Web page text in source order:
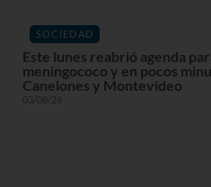
SOCIEDAD
Este lunes reabrió agenda
meningococo y en pocos
Canelones y Montevideo
03/08/26